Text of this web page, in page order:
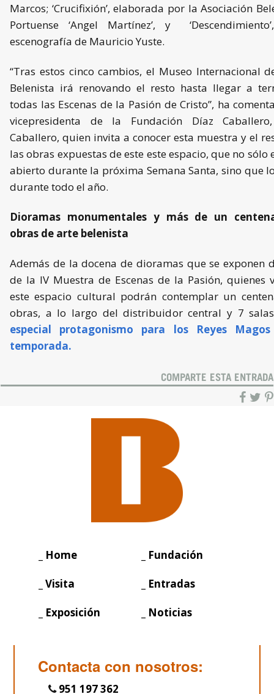
Marcos; ‘Crucifixión’, elaborada por la Asociación
Portuense ‘Angel Martínez’, y
escenografía de Mauricio Yuste.
“Tras estos cinco cambios, el Museo Internacional
Belenista irá renovando el resto hasta llegar a
todas las Escenas de la Pasión de Cristo”, ha
vicepresidenta de la Fundación Díaz
Caballero, quien invita a conocer esta muestra y el
las obras expuestas de este este espacio, que no sólo
abierto durante la próxima Semana Santa, sino que
durante todo el año.
Dioramas monumentales y más de un
obras de arte belenista
Además de la docena de dioramas que se exponen
de la IV Muestra de Escenas de la Pasión, quienes
este espacio cultural podrán contemplar un
obras, a lo largo del distribuidor central y 7
especial protagonismo para los
Reyes Magos
temporada.
COMPARTE ESTA ENTRADA
_ Home _ Fundación
_ Visita _ Entradas
_ Exposición _ Noticias
Contacta con nosotros:
951 197 362